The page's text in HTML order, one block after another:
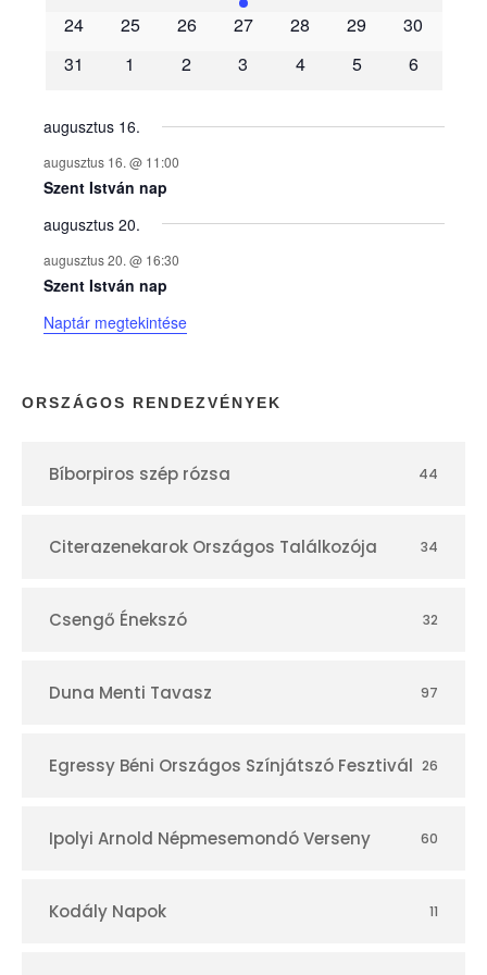
é
n
y
e
k
n
a
p
r
24
25 26 27 28 29
30
31
1 2 3 4 5 6
augusztus 16.
augusztus 16. @ 11:00
Szent István nap
augusztus 20.
augusztus 20. @ 16:30
Szent István nap
Naptár megtekintése
ORSZÁGOS RENDEZVÉNYEK
Bíborpiros szép rózsa 44
Citerazenekarok Országos Találkozója 34
Csengő Énekszó 32
Duna Menti Tavasz 97
Egressy Béni Országos Színjátszó Fesztivál 26
Ipolyi Arnold Népmesemondó Verseny 60
Kodály Napok 11